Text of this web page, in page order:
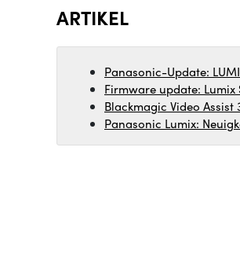
ARTIKEL
Panasonic-Update:
Firmware update: Lumix
Blackmagic Video Assist
Panasonic Lumix: